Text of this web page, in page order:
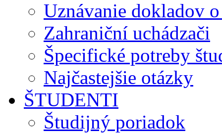
Uznávanie dokladov
Zahraniční uchádzači
Špecifické potreby
Najčastejšie otázky
ŠTUDENTI
Študijný poriadok